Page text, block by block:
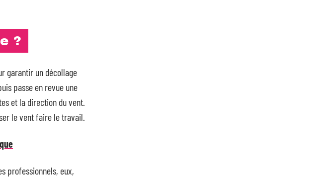
?
garantir un décollage
passe en revue une
et la direction du vent.
le vent faire le travail.
professionnels, eux,